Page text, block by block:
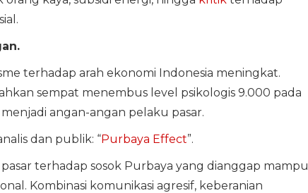
terhadap arah ekonomi Indonesia meningkat.
sempat menembus level psikologis 9.000 pada
angan-angan pelaku pasar.
dan publik: “Purbaya Effect”.
terhadap sosok Purbaya yang dianggap mampu
Kombinasi komunikasi agresif, keberanian